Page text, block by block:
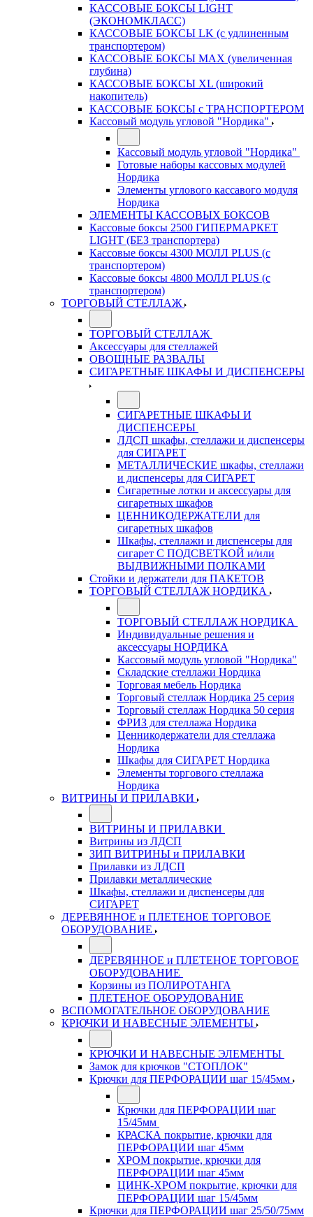
КАССОВЫЕ БОКСЫ LIGHT
(ЭКОНОМКЛАСС)
КАССОВЫЕ БОКСЫ LK (с удлиненным
транспортером)
КАССОВЫЕ БОКСЫ MAX (увеличенная
глубина)
КАССОВЫЕ БОКСЫ XL (широкий
накопитель)
КАССОВЫЕ БОКСЫ с ТРАНСПОРТЕРОМ
Кассовый модуль угловой "Нордика"
Кассовый модуль угловой "Нордика"
Готовые наборы кассовых модулей
Нордика
Элементы углового кассавого модуля
Нордика
ЭЛЕМЕНТЫ КАССОВЫХ БОКСОВ
Кассовые боксы 2500 ГИПЕРМАРКЕТ
LIGHT (БЕЗ транспортера)
Кассовые боксы 4300 МОЛЛ PLUS (с
транспортером)
Кассовые боксы 4800 МОЛЛ PLUS (с
транспортером)
ТОРГОВЫЙ СТЕЛЛАЖ
ТОРГОВЫЙ СТЕЛЛАЖ
Аксессуары для стеллажей
ОВОЩНЫЕ РАЗВАЛЫ
СИГАРЕТНЫЕ ШКАФЫ И ДИСПЕНСЕРЫ
СИГАРЕТНЫЕ ШКАФЫ И
ДИСПЕНСЕРЫ
ЛДСП шкафы, стеллажи и диспенсеры
для СИГАРЕТ
МЕТАЛЛИЧЕСКИЕ шкафы, стеллажи
и диспенсеры для СИГАРЕТ
Сигаретные лотки и аксессуары для
сигаретных шкафов
ЦЕННИКОДЕРЖАТЕЛИ для
сигаретных шкафов
Шкафы, стеллажи и диспенсеры для
сигарет С ПОДСВЕТКОЙ и/или
ВЫДВИЖНЫМИ ПОЛКАМИ
Стойки и держатели для ПАКЕТОВ
ТОРГОВЫЙ СТЕЛЛАЖ НОРДИКА
ТОРГОВЫЙ СТЕЛЛАЖ НОРДИКА
Индивидуальные решения и
аксессуары НОРДИКА
Кассовый модуль угловой "Нордика"
Складские стеллажи Нордика
Торговая мебель Нордика
Торговый стеллаж Нордика 25 серия
Торговый стеллаж Нордика 50 серия
ФРИЗ для стеллажа Нордика
Ценникодержатели для стеллажа
Нордика
Шкафы для СИГАРЕТ Нордика
Элементы торгового стеллажа
Нордика
ВИТРИНЫ И ПРИЛАВКИ
ВИТРИНЫ И ПРИЛАВКИ
Витрины из ЛДСП
ЗИП ВИТРИНЫ и ПРИЛАВКИ
Прилавки из ЛДСП
Прилавки металлические
Шкафы, стеллажи и диспенсеры для
СИГАРЕТ
ДЕРЕВЯННОЕ и ПЛЕТЕНОЕ ТОРГОВОЕ
ОБОРУДОВАНИЕ
ДЕРЕВЯННОЕ и ПЛЕТЕНОЕ ТОРГОВОЕ
ОБОРУДОВАНИЕ
Корзины из ПОЛИРОТАНГА
ПЛЕТЕНОЕ ОБОРУДОВАНИЕ
ВСПОМОГАТЕЛЬНОЕ ОБОРУДОВАНИЕ
КРЮЧКИ И НАВЕСНЫЕ ЭЛЕМЕНТЫ
КРЮЧКИ И НАВЕСНЫЕ ЭЛЕМЕНТЫ
Замок для крючков "СТОПЛОК"
Крючки для ПЕРФОРАЦИИ шаг 15/45мм
Крючки для ПЕРФОРАЦИИ шаг
15/45мм
КРАСКА покрытие, крючки для
ПЕРФОРАЦИИ шаг 45мм
ХРОМ покрытие, крючки для
ПЕРФОРАЦИИ шаг 45мм
ЦИНК-ХРОМ покрытие, крючки для
ПЕРФОРАЦИИ шаг 15/45мм
Крючки для ПЕРФОРАЦИИ шаг 25/50/75мм